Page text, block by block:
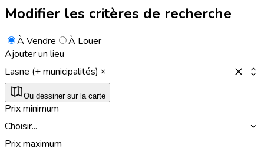
Modifier les critères de recherche
À Vendre
À Louer
Ajouter un lieu
Lasne (+ municipalités)
Ou dessiner sur la carte
Prix minimum
Choisir...
Prix maximum